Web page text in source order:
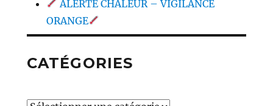
ALERTE CHALEUR – VIGILANCE
ORANGE
CATÉGORIES